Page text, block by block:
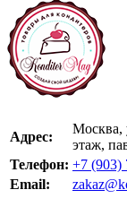
Адрес:
Москва,
этаж,
Телефон: +7 (903)
Email: